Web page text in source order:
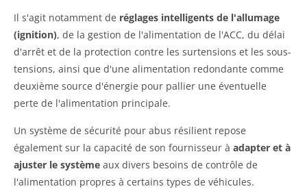
Il s'agit notamment de réglages intelligents de l'allumage
(ignition), de la gestion de l'alimentation de l'ACC, du délai
d'arrêt et de la protection contre les surtensions et les sous-
tensions, ainsi que d'une alimentation redondante comme
deuxième source d'énergie pour pallier une éventuelle
perte de l'alimentation principale.
Un système de sécurité pour abus résilient repose
également sur la capacité de son fournisseur à adapter et à
ajuster le système aux divers besoins de contrôle de
l'alimentation propres à certains types de véhicules.